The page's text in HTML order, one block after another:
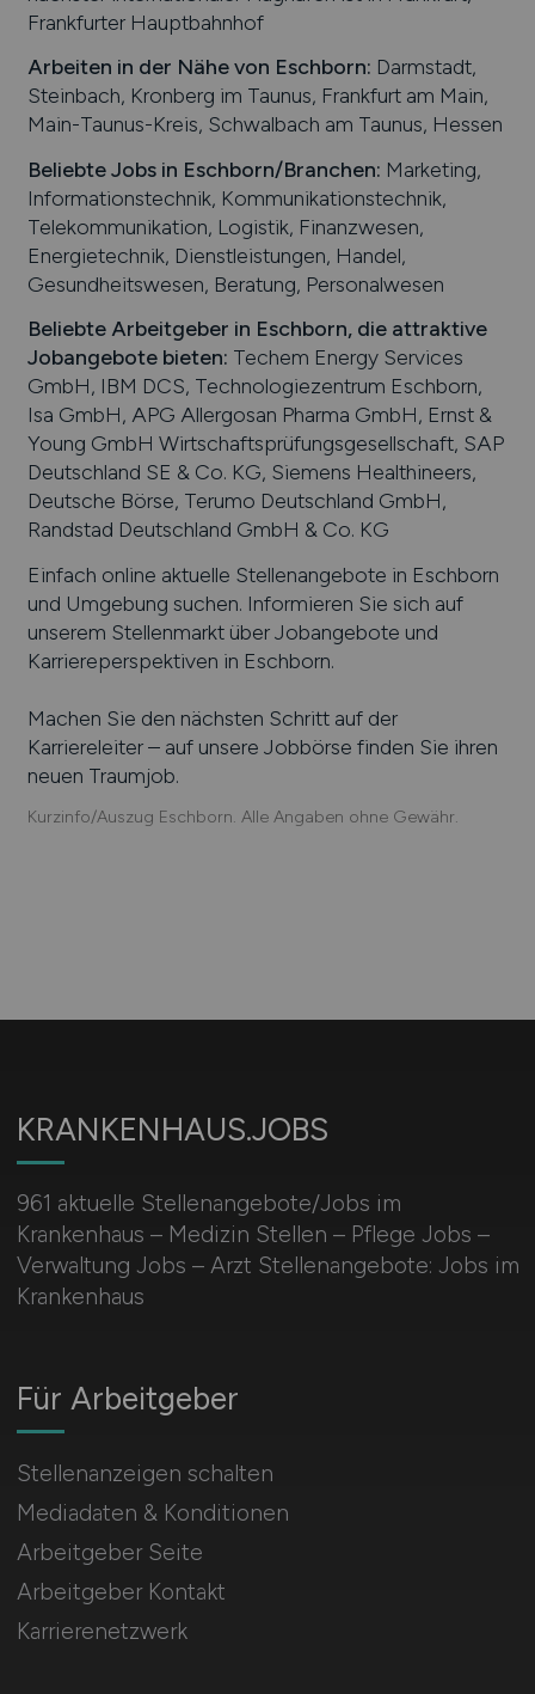
Frankfurter Hauptbahnhof
Arbeiten in der Nähe von Eschborn: Darmstadt,
Steinbach, Kronberg im Taunus, Frankfurt am Main,
Main-Taunus-Kreis, Schwalbach am Taunus, Hessen
Beliebte Jobs in Eschborn/Branchen: Marketing,
Informationstechnik, Kommunikationstechnik,
Telekommunikation, Logistik, Finanzwesen,
Energietechnik, Dienstleistungen, Handel,
Gesundheitswesen, Beratung, Personalwesen
Beliebte Arbeitgeber in Eschborn, die attraktive
Jobangebote bieten: Techem Energy Services
GmbH, IBM DCS, Technologiezentrum Eschborn,
Isa GmbH, APG Allergosan Pharma GmbH, Ernst &
Young GmbH Wirtschaftsprüfungsgesellschaft, SAP
Deutschland SE & Co. KG, Siemens Healthineers,
Deutsche Börse, Terumo Deutschland GmbH,
Randstad Deutschland GmbH & Co. KG
Einfach online aktuelle Stellenangebote in Eschborn
und Umgebung suchen. Informieren Sie sich auf
unserem Stellenmarkt über Jobangebote und
Karriereperspektiven in Eschborn.
Machen Sie den nächsten Schritt auf der
Karriereleiter – auf unsere Jobbörse finden Sie ihren
neuen Traumjob.
Kurzinfo/Auszug Eschborn. Alle Angaben ohne Gewähr.
KRANKENHAUS.JOBS
961 aktuelle Stellenangebote/Jobs im
Krankenhaus – Medizin Stellen – Pflege Jobs –
Verwaltung Jobs – Arzt Stellenangebote: Jobs im
Krankenhaus
Für Arbeitgeber
Stellenanzeigen schalten
Mediadaten & Konditionen
Arbeitgeber Seite
Arbeitgeber Kontakt
Karrierenetzwerk